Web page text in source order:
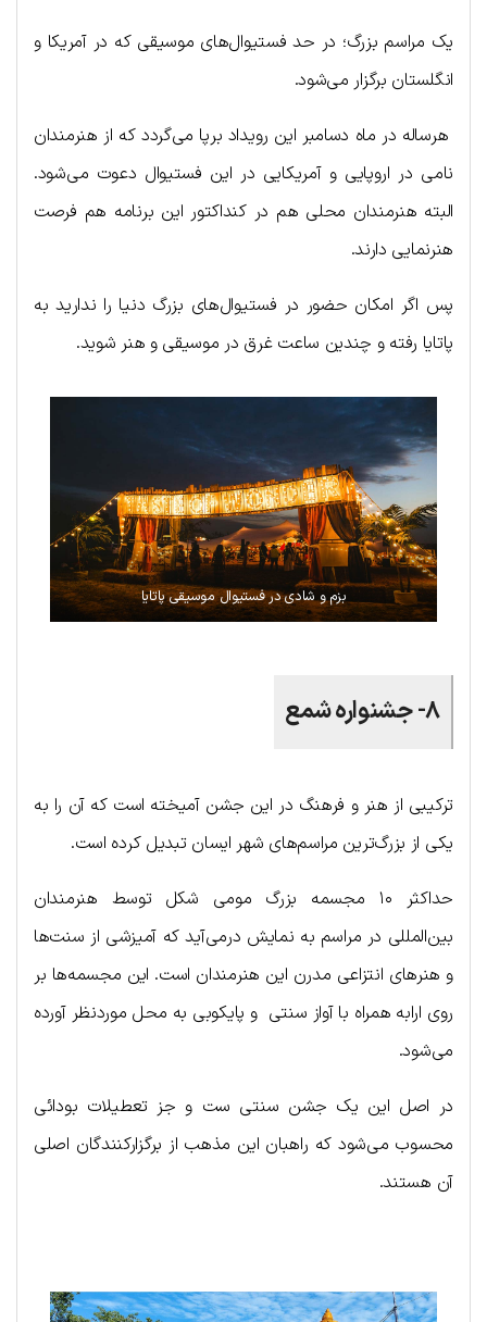
یک مراسم بزرگ؛ در حد فستیوال‌های موسیقی که در آمریکا و
انگلستان برگزار می‌شود.
هرساله در ماه دسامبر این رویداد برپا می‌گردد که از هنرمندان
نامی در اروپایی و آمریکایی در این فستیوال دعوت می‌شود.
البته هنرمندان محلی هم در کنداکتور این برنامه هم فرصت
هنرنمایی دارند.
پس اگر امکان حضور در فستیوال‌های بزرگ دنیا را ندارید به
پاتایا رفته و چندین ساعت غرق در موسیقی و هنر شوید.
بزم و شادی در فستیوال موسیقی پاتایا
۸- جشنواره شمع
ترکیبی از هنر و فرهنگ در این جشن آمیخته است که آن را به
یکی از بزرگ‌ترین مراسم‌های شهر ایسان تبدیل کرده است.
حداکثر ۱۰ مجسمه بزرگ مومی شکل توسط هنرمندان
بین‌المللی در مراسم به نمایش درمی‌آید که آمیزشی از سنت‌ها
و هنرهای انتزاعی مدرن این هنرمندان است. این مجسمه‌ها بر
روی ارابه همراه با آواز سنتی و پایکوبی به محل موردنظر آورده
می‌شود.
در اصل این یک جشن سنتی ست و جز تعطیلات بودائی
محسوب می‌شود که راهبان این مذهب از برگزارکنندگان اصلی
آن هستند.